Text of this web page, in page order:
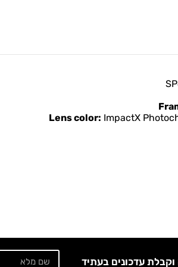
Lens color: ImpactX
עדכונים בעתיד